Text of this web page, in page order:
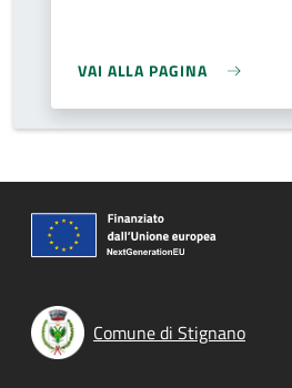
VAI ALLA PAGINA
Comune di Stignano